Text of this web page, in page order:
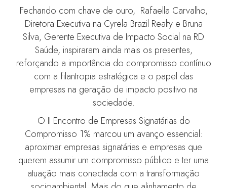
Fechando com chave de ouro, Rafaella Carvalho,
Diretora Executiva na Cyrela Brazil Realty e Bruna
Silva, Gerente Executiva de Impacto Social na RD
Saúde, inspiraram ainda mais os presentes,
reforçando a importância do compromisso contínuo
com a filantropia estratégica e o papel das
empresas na geração de impacto positivo na
sociedade.
O II Encontro de Empresas Signatárias do
Compromisso 1% marcou um avanço essencial:
aproximar empresas signatárias e empresas que
querem assumir um compromisso público e ter uma
atuação mais conectada com a transformação